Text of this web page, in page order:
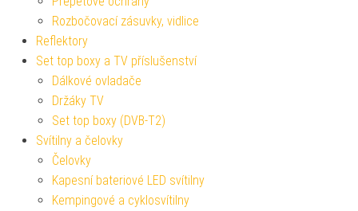
Rozbočovací zásuvky, vidlice
Reflektory
Set top boxy a TV příslušenství
Dálkové ovladače
Držáky TV
Set top boxy (DVB-T2)
Svítilny a čelovky
Čelovky
Kapesní bateriové LED svítilny
Kempingové a cyklosvítilny